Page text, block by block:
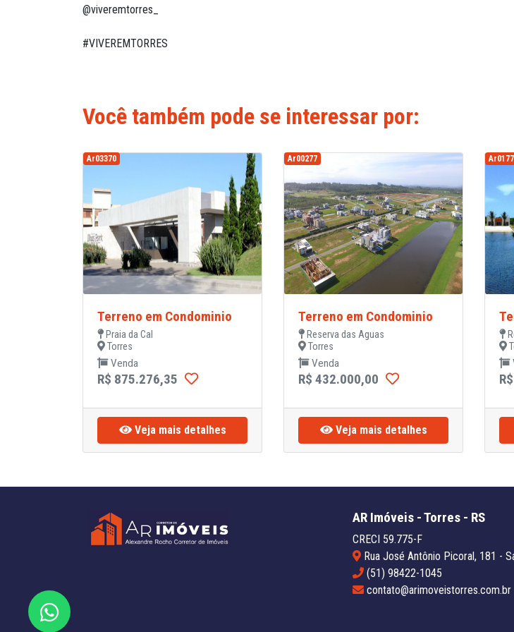
@viveremtorres_
#VIVEREMTORRES
Você também pode se interessar por:
Ar03370
Terreno em Condominio
Praia da Cal
Torres
Venda
R$ 875.276,35
Veja mais detalhes
Ar00277
Terreno em Condominio
Reserva das Aguas
Torres
Venda
R$ 432.000,00
Veja mais detalhes
AR Imóveis - Torres - RS
CRECI 59.775-F
Rua José Antônio Picoral, 181 -
(51) 98422-1045
contato@arimoveistorres.com.br